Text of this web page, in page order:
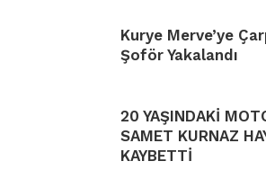
Kurye Merve’ye
Şoför Yakalandı
20 YAŞINDAKİ
SAMET KURNAZ
KAYBETTİ